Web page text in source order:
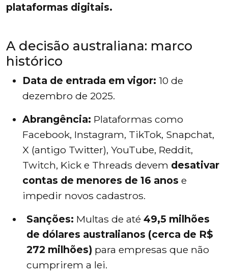
plataformas digitais.
A decisão australiana: marco
histórico
Data de entrada em vigor: 10 de
dezembro de 2025.
Abrangência: Plataformas como
Facebook, Instagram, TikTok, Snapchat,
X (antigo Twitter), YouTube, Reddit,
Twitch, Kick e Threads devem desativar
contas de menores de 16 anos e
impedir novos cadastros.
Sanções: Multas de até 49,5 milhões
de dólares australianos (cerca de R$
272 milhões) para empresas que não
cumprirem a lei.